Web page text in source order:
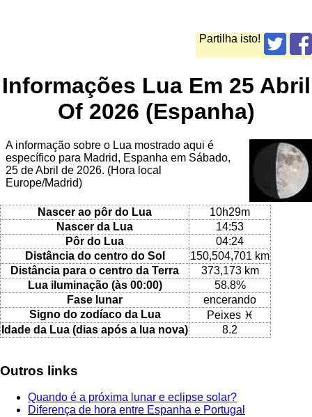
Partilha isto!
Informações Lua Em 25 Abril
Of 2026 (Espanha)
A informação sobre o Lua mostrado aqui é
específico para Madrid, Espanha em Sábado,
25 de Abril de 2026. (Hora local
Europe/Madrid)
Nascer ao pôr do Lua
10h29m
Nascer da Lua
14:53
Pôr do Lua
04:24
Distância do centro do Sol
150,504,701 km
Distância para o centro da Terra
373,173 km
Lua iluminação (às 00:00)
58.8%
Fase lunar
encerando
Signo do zodíaco da Lua
Peixes ♓
Idade da Lua (dias após a lua nova)
8.2
Outros links
Quando é a próxima lunar e eclipse solar?
Diferença de hora entre Espanha e Portugal